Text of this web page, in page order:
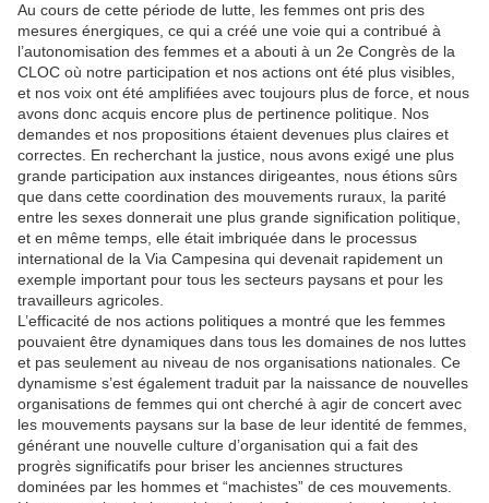
Au cours de cette période de lutte, les femmes ont pris des
mesures énergiques, ce qui a créé une voie qui a contribué à
l’autonomisation des femmes et a abouti à un 2e Congrès de la
CLOC où notre participation et nos actions ont été plus visibles,
et nos voix ont été amplifiées avec toujours plus de force, et nous
avons donc acquis encore plus de pertinence politique. Nos
demandes et nos propositions étaient devenues plus claires et
correctes. En recherchant la justice, nous avons exigé une plus
grande participation aux instances dirigeantes, nous étions sûrs
que dans cette coordination des mouvements ruraux, la parité
entre les sexes donnerait une plus grande signification politique,
et en même temps, elle était imbriquée dans le processus
international de la Via Campesina qui devenait rapidement un
exemple important pour tous les secteurs paysans et pour les
travailleurs agricoles.
L’efficacité de nos actions politiques a montré que les femmes
pouvaient être dynamiques dans tous les domaines de nos luttes
et pas seulement au niveau de nos organisations nationales. Ce
dynamisme s’est également traduit par la naissance de nouvelles
organisations de femmes qui ont cherché à agir de concert avec
les mouvements paysans sur la base de leur identité de femmes,
générant une nouvelle culture d’organisation qui a fait des
progrès significatifs pour briser les anciennes structures
dominées par les hommes et “machistes” de ces mouvements.